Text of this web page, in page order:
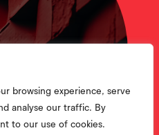
browsing experience, serve
analyse our traffic. By
to our use of cookies.